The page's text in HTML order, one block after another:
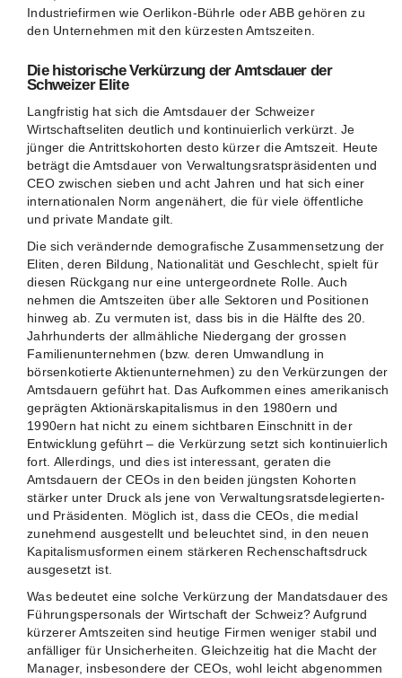
Industriefirmen wie Oerlikon-Bührle oder ABB gehören zu
den Unternehmen mit den kürzesten Amtszeiten.
Die historische Verkürzung der Amtsdauer der
Schweizer Elite
Langfristig hat sich die Amtsdauer der Schweizer
Wirtschaftseliten deutlich und kontinuierlich verkürzt. Je
jünger die Antrittskohorten desto kürzer die Amtszeit. Heute
beträgt die Amtsdauer von Verwaltungsratspräsidenten und
CEO zwischen sieben und acht Jahren und hat sich einer
internationalen Norm angenähert, die für viele öffentliche
und private Mandate gilt.
Die sich verändernde demografische Zusammensetzung der
Eliten, deren Bildung, Nationalität und Geschlecht, spielt für
diesen Rückgang nur eine untergeordnete Rolle. Auch
nehmen die Amtszeiten über alle Sektoren und Positionen
hinweg ab. Zu vermuten ist, dass bis in die Hälfte des 20.
Jahrhunderts der allmähliche Niedergang der grossen
Familienunternehmen (bzw. deren Umwandlung in
börsenkotierte Aktienunternehmen) zu den Verkürzungen der
Amtsdauern geführt hat. Das Aufkommen eines amerikanisch
geprägten Aktionärskapitalismus in den 1980ern und
1990ern hat nicht zu einem sichtbaren Einschnitt in der
Entwicklung geführt – die Verkürzung setzt sich kontinuierlich
fort. Allerdings, und dies ist interessant, geraten die
Amtsdauern der CEOs in den beiden jüngsten Kohorten
stärker unter Druck als jene von Verwaltungsratsdelegierten-
und Präsidenten. Möglich ist, dass die CEOs, die medial
zunehmend ausgestellt und beleuchtet sind, in den neuen
Kapitalismusformen einem stärkeren Rechenschaftsdruck
ausgesetzt ist.
Was bedeutet eine solche Verkürzung der Mandatsdauer des
Führungspersonals der Wirtschaft der Schweiz? Aufgrund
kürzerer Amtszeiten sind heutige Firmen weniger stabil und
anfälliger für Unsicherheiten. Gleichzeitig hat die Macht der
Manager, insbesondere der CEOs, wohl leicht abgenommen